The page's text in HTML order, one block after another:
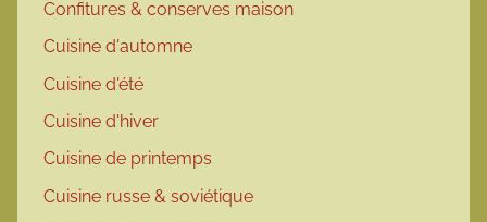
Confitures & conserves maison
Cuisine d'automne
Cuisine d'été
Cuisine d'hiver
Cuisine de printemps
Cuisine russe & soviétique